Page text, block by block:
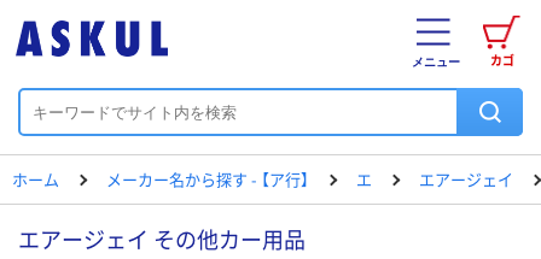
カゴ
メニュー
ホーム メーカー名から探す - 【ア行】 エ エアージェイ
エアージェイ その他カー用品